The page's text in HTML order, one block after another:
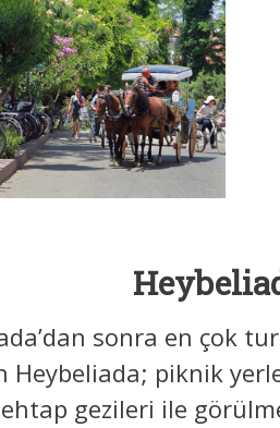
sonra en çok
Heybeliada; piknik
gezileri ile